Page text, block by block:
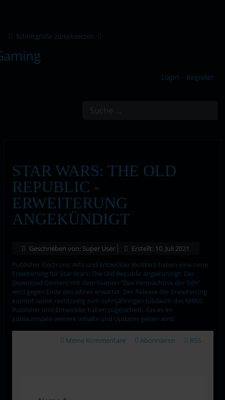
Schriftgröße zurücksetzen
Login Register
STAR WARS: THE OLD
REPUBLIC -
ERWEITERUNG
ANGEKÜNDIGT
Geschrieben von: Super User
Erstellt: 10. Juli 2021
Publisher Electronic Arts und Entwickler BioWare haben eine neue
Erweiterung für Star Wars: The Old Republic angekündigt. Der
Download Content mit dem Namen "Das Vermächtnis der Sith"
wird gegen Ende des Jahres erwartet. Der Release der Erweiterung
kommt somit rechtzeitig zum zehnjähringen Jubiläum des MMO.
Publisher und Entwickler haben zugesichert, das es im
Jubiläumsjahr weitere Inhalte und Updates geben wird.
Meine Kommentare Abonnieren RSS